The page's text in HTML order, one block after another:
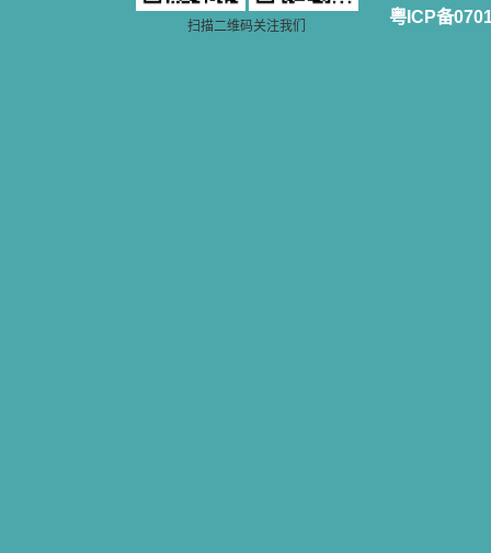
扫描二维码关注我们 粤ICP备